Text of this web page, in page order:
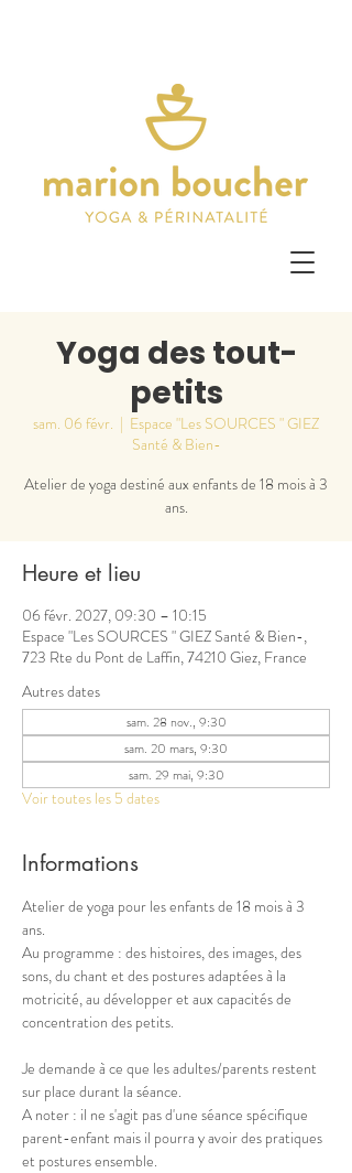
Yoga des tout-
petits
sam. 06 févr.
  |
Espace "Les SOURCES " GIEZ
Santé & Bien-
Atelier de yoga destiné aux enfants de 18 mois à 3
ans.
Heure et lieu
06 févr. 2027, 09:30 – 10:15
Espace "Les SOURCES " GIEZ Santé & Bien-,
723 Rte du Pont de Laffin, 74210 Giez, France
Autres dates
sam. 28 nov., 9:30
sam. 20 mars, 9:30
sam. 29 mai, 9:30
Voir toutes les 5 dates
Informations
Atelier de yoga pour les enfants de 18 mois à 3
ans.
Au programme : des histoires, des images, des
sons, du chant et des postures adaptées à la
motricité, au développer et aux capacités de
concentration des petits.
Je demande à ce que les adultes/parents restent
sur place durant la séance.
A noter : il ne s'agit pas d'une séance spécifique
parent-enfant mais il pourra y avoir des pratiques
et postures ensemble.